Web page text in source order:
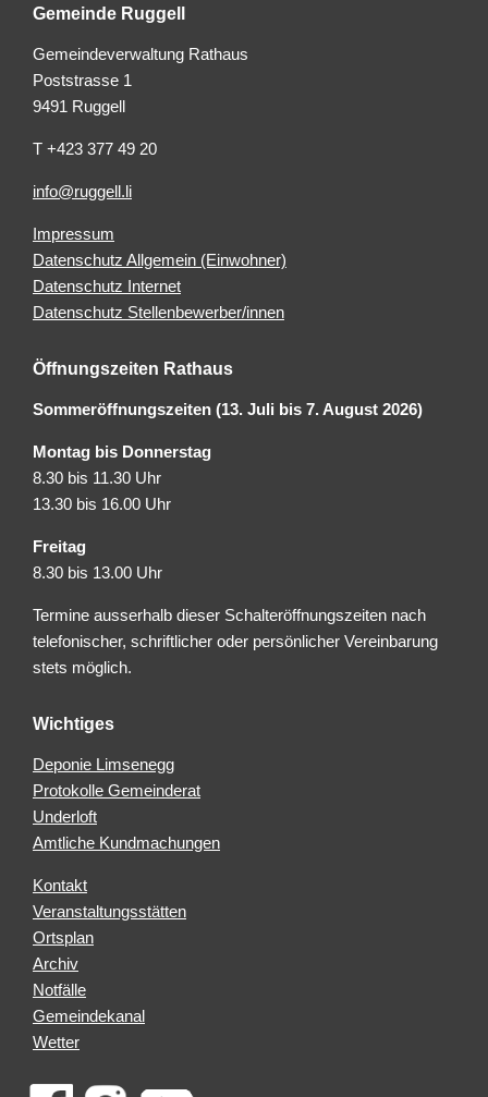
Gemeinde Ruggell
Gemeindeverwaltung Rathaus
Poststrasse 1
9491 Ruggell
T +423 377 49 20
info@ruggell.li
Impressum
Datenschutz Allgemein (Einwohner)
Datenschutz Internet
Datenschutz Stellenbewerber/innen
Öffnungszeiten Rathaus
Sommeröffnungszeiten (13. Juli bis 7. August 2026)
Montag bis Donnerstag
8.30 bis 11.30 Uhr
13.30 bis 16.00 Uhr
Freitag
8.30 bis 13.00 Uhr
Termine ausserhalb dieser Schalteröffnungszeiten nach
telefonischer, schriftlicher oder persönlicher Vereinbarung
stets möglich.
Wichtiges
Deponie Limsenegg
Protokolle Gemeinderat
Underloft
Amtliche Kundmachungen
Kontakt
Veranstaltungsstätten
Ortsplan
Archiv
Notfälle
Gemeindekanal
Wetter